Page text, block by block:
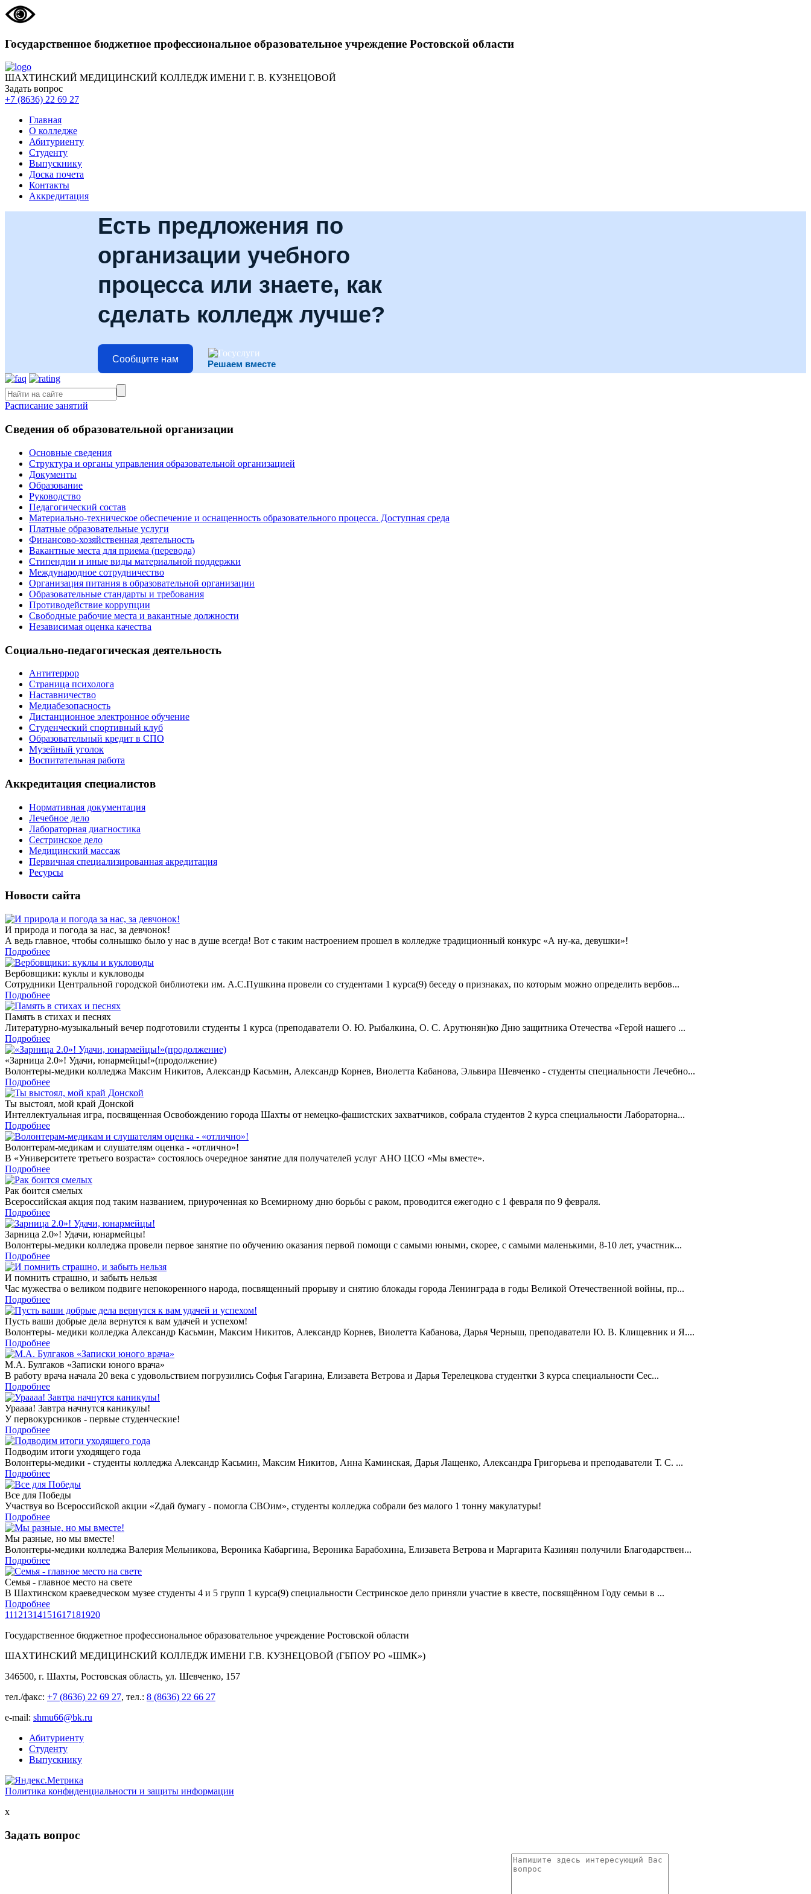
Государственное бюджетное профессиональное образовательное учреждение Ростовской области
ШАХТИНСКИЙ МЕДИЦИНСКИЙ КОЛЛЕДЖ ИМЕНИ Г. В. КУЗНЕЦОВОЙ
Задать вопрос
+7 (8636) 22 69 27
Главная
О колледже
Абитуриенту
Студенту
Выпускнику
Доска почета
Контакты
Аккредитация
Есть предложения по
организации учебного
процесса или знаете, как
сделать колледж лучше?
Сообщите нам Решаем вместе
Расписание занятий
Сведения об образовательной организации
Основные сведения
Структура и органы управления образовательной организацией
Документы
Образование
Руководство
Педагогический состав
Материально-техническое обеспечение и оснащенность образовательного процесса. Доступная среда
Платные образовательные услуги
Финансово-хозяйственная деятельность
Вакантные места для приема (перевода)
Стипендии и иные виды материальной поддержки
Международное сотрудничество
Организация питания в образовательной организации
Образовательные стандарты и требования
Противодействие коррупции
Свободные рабочие места и вакантные должности
Независимая оценка качества
Социально-педагогическая деятельность
Антитеррор
Страница психолога
Наставничество
Медиабезопасность
Дистанционное электронное обучение
Студенческий спортивный клуб
Образовательный кредит в СПО
Музейный уголок
Воспитательная работа
Аккредитация специалистов
Нормативная документация
Лечебное дело
Лабораторная диагностика
Сестринское дело
Медицинский массаж
Первичная специализированная акредитация
Ресурсы
Новости сайта
И природа и погода за нас, за девчонок!
А ведь главное, чтобы солнышко было у нас в душе всегда! Вот с таким настроением прошел в колледже традиционный конкурс «А ну-ка, девушки»!
Подробнее
Вербовщики: куклы и кукловоды
Сотрудники Центральной городской библиотеки им. А.С.Пушкина провели со студентами 1 курса(9) беседу о признаках, по которым можно определить вербов...
Подробнее
Память в стихах и песнях
Литературно-музыкальный вечер подготовили студенты 1 курса (преподаватели О. Ю. Рыбалкина, О. С. Арутюнян)ко Дню защитника Отечества «Герой нашего ...
Подробнее
«Зарница 2.0»! Удачи, юнармейцы!»(продолжение)
Волонтеры-медики колледжа Максим Никитов, Александр Касьмин, Александр Корнев, Виолетта Кабанова, Эльвира Шевченко - студенты специальности Лечебно...
Подробнее
Ты выстоял, мой край Донской
Интеллектуальная игра, посвященная Освобождению города Шахты от немецко-фашистских захватчиков, собрала студентов 2 курса специальности Лабораторна...
Подробнее
Волонтерам-медикам и слушателям оценка - «отлично»!
В «Университете третьего возраста» состоялось очередное занятие для получателей услуг АНО ЦСО «Мы вместе».
Подробнее
Рак боится смелых
Всероссийская акция под таким названием, приуроченная ко Всемирному дню борьбы с раком, проводится ежегодно с 1 февраля по 9 февраля.
Подробнее
Зарница 2.0»! Удачи, юнармейцы!
Волонтеры-медики колледжа провели первое занятие по обучению оказания первой помощи с самыми юными, скорее, с самыми маленькими, 8-10 лет, участник...
Подробнее
И помнить страшно, и забыть нельзя
Час мужества о великом подвиге непокоренного народа, посвященный прорыву и снятию блокады города Ленинграда в годы Великой Отечественной войны, пр...
Подробнее
Пусть ваши добрые дела вернутся к вам удачей и успехом!
Волонтеры- медики колледжа Александр Касьмин, Максим Никитов, Александр Корнев, Виолетта Кабанова, Дарья Черныш, преподаватели Ю. В. Клищевник и Я....
Подробнее
М.А. Булгаков «Записки юного врача»
В работу врача начала 20 века с удовольствием погрузились Софья Гагарина, Елизавета Ветрова и Дарья Терелецкова студентки 3 курса специальности Сес...
Подробнее
Ураааа! Завтра начнутся каникулы!
У первокурсников - первые студенческие!
Подробнее
Подводим итоги уходящего года
Волонтеры-медики - студенты колледжа Александр Касьмин, Максим Никитов, Анна Каминская, Дарья Лащенко, Александра Григорьева и преподаватели Т. С. ...
Подробнее
Все для Победы
Участвуя во Всероссийской акции «Zдай бумагу - помогла СВОим», студенты колледжа собрали без малого 1 тонну макулатуры!
Подробнее
Мы разные, но мы вместе!
Волонтеры-медики колледжа Валерия Мельникова, Вероника Кабаргина, Вероника Барабохина, Елизавета Ветрова и Маргарита Казинян получили Благодарствен...
Подробнее
Семья - главное место на свете
В Шахтинском краеведческом музее студенты 4 и 5 групп 1 курса(9) специальности Сестринское дело приняли участие в квесте, посвящённом Году семьи в ...
Подробнее
11121314151617181920
Государственное бюджетное профессиональное образовательное учреждение Ростовской области
ШАХТИНСКИЙ МЕДИЦИНСКИЙ КОЛЛЕДЖ ИМЕНИ Г.В. КУЗНЕЦОВОЙ (ГБПОУ РО «ШМК»)
346500, г. Шахты, Ростовская область, ул. Шевченко, 157
тел./факс: +7 (8636) 22 69 27, тел.: 8 (8636) 22 66 27
e-mail: shmu66@bk.ru
Абитуриенту
Студенту
Выпускнику
Политика конфиденциальности и защиты информации
x
Задать вопрос